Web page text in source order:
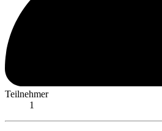
Teilnehmer
1